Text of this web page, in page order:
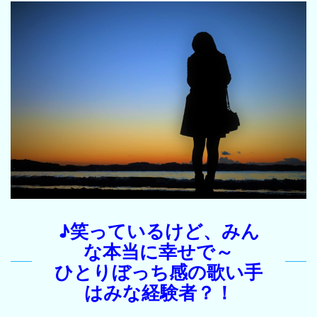
♪笑っているけど、みん
な本当に幸せで～
ひとりぼっち感の歌い手
はみな経験者？！